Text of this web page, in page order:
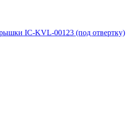
IC-KVL-00123 (под отвертку)